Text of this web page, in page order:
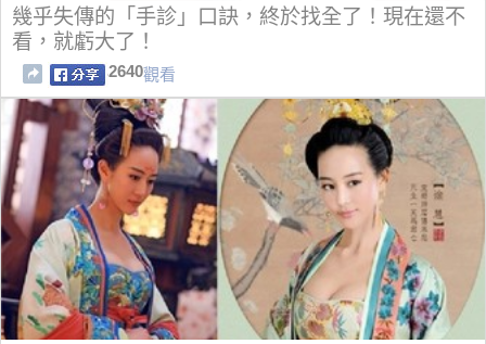
幾乎失傳的「手診」口訣，終於找全了！現在還不
看，就虧大了！
2640觀看